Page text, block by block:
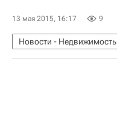
13 мая 2015, 16:17 9
Новости - Недвижимость